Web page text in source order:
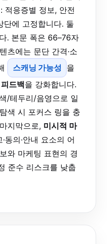
적응증별 정보, 안전
단에 고정합니다. 둘
. 본문 폭은 66–76자
츠에는 문단 간격·소
스캐닝 가능성 을
드백을 강화합니다.
/테두리/음영으로 일
색 시 포커스 링을 충
지막으로, 미시적 마
동의·안내 요소의 어
와 마케팅 표현의 경
준수 리스크를 낮춥